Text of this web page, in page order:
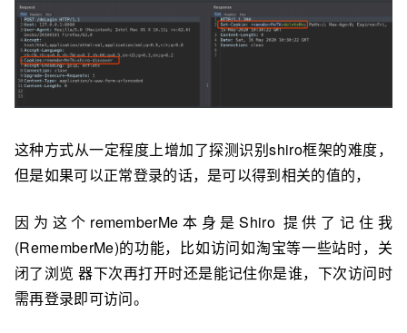
这种方式从一定程度上增加了探测识别shiro框架的难度，
但是如果可以正常登录的话，是可以得到相关的值的，
因为这个rememberMe本身是Shiro 提供了记住我
(RememberMe)的功能，比如访问如淘宝等一些站时，关
闭了浏览 器下次再打开时还是能记住你是谁，下次访问时
需再登录即可访问。